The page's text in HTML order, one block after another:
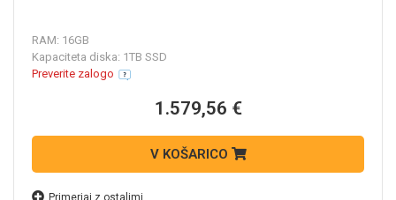
RAM: 16GB
Kapaciteta diska: 1TB SSD
Preverite zalogo
1.579,56 €
V KOŠARICO